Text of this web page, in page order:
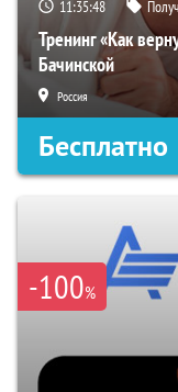
11:35:47
Тренинг «Как
Бачинской
Россия
Бесплатно
-100%